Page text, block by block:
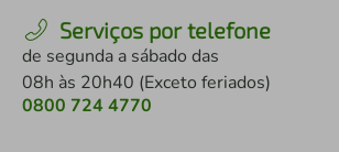
Serviços por telefone
de segunda a sábado das
08h às 20h40 (Exceto feriados)
0800 724 4770